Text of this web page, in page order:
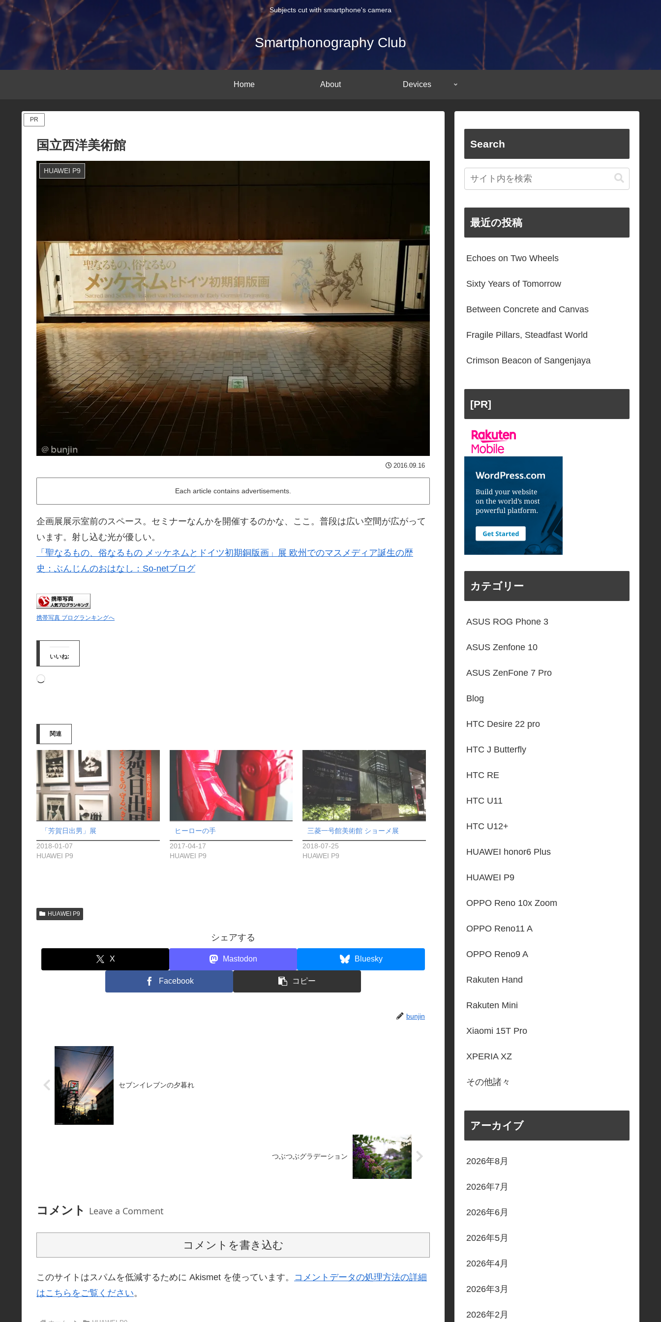
Subjects cut with smartphone's camera
Smartphonography Club
Home About Devices
PR
国立西洋美術館
HUAWEI P9
2016.09.16
Each article contains advertisements.
企画展展示室前のスペース。セミナーなんかを開催するのかな、ここ。普段は広い空間が広がって
います。射し込む光が優しい。
「聖なるもの、俗なるもの メッケネムとドイツ初期銅版画」展 欧州でのマスメディア誕生の歴
史：ぶんじんのおはなし：So-netブログ
携帯写真 ブログランキングへ
いいね:
読
み
中…
関連
「芳賀日出男」展
2018-01-07
HUAWEI P9
ヒーローの手
2017-04-17
HUAWEI P9
三菱一号館美術館 ショーメ展
2018-07-25
HUAWEI P9
HUAWEI P9
シェアする
X Mastodon Bluesky
Facebook コピー
bunjin
セブンイレブンの夕暮れ
つぶつぶグラデーション
コメント Leave a Comment
コメントを書き込む
このサイトはスパムを低減するために Akismet を使っています。 コメントデータの処理方法の詳細
はこちらをご覧ください。
Search
最近の投稿
Echoes on Two Wheels
Sixty Years of Tomorrow
Between Concrete and Canvas
Fragile Pillars, Steadfast World
Crimson Beacon of Sangenjaya
[PR]
カテゴリー
ASUS ROG Phone 3
ASUS Zenfone 10
ASUS ZenFone 7 Pro
Blog
HTC Desire 22 pro
HTC J Butterfly
HTC RE
HTC U11
HTC U12+
HUAWEI honor6 Plus
HUAWEI P9
OPPO Reno 10x Zoom
OPPO Reno11 A
OPPO Reno9 A
Rakuten Hand
Rakuten Mini
Xiaomi 15T Pro
XPERIA XZ
その他諸々
アーカイブ
2026年8月
2026年7月
2026年6月
2026年5月
2026年4月
2026年3月
2026年2月